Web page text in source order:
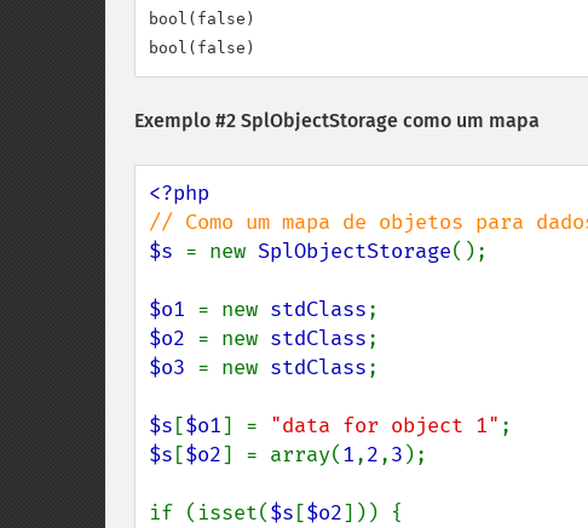
bool(false)
Exemplo #2 SplObjectStorage como um mapa
$s = new SplObjectStorage();
$o1 = new stdClass
$o2 = new stdClass
$o3 = new stdClass;
$s [$o1] = "data for object 1"
$s [$o2] = array(1,2,3 );
if (isset($s [$o2])) {